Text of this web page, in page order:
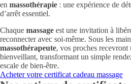
en massothérapie : une expérience de
d’arrêt essentiel.
Chaque massage est une invitation à
reconnecter avec soi-même. Sous les
massothérapeute, vos proches recevront
bienveillant, transformant un simple
escale de bien-être.
Acheter votre certificat cadeau massage